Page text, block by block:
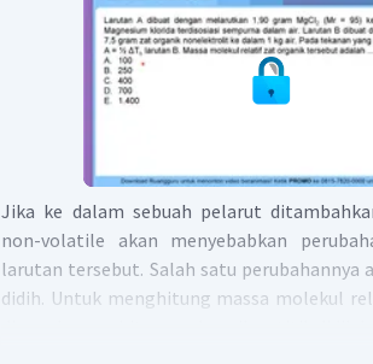
Jika ke dalam sebuah pelarut
non-volatile akan menyebabkan
larutan tersebut. Salah satu perubahannya
didih. Untuk menghitung massa molekul